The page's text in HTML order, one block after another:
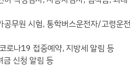
무원 시험, 통학버스운전자/고령운전
로나19 접종예약, 지방세 알림 등
금 신청 알림 등